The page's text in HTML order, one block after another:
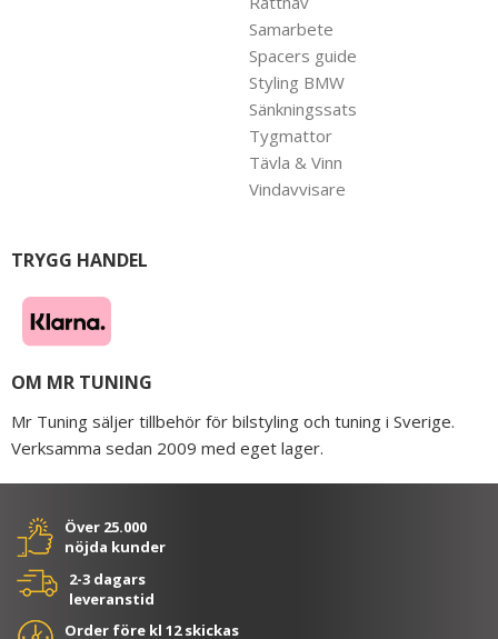
Samarbete
Spacers guide
Styling BMW
Sänkningssats
Tygmattor
Tävla & Vinn
Vindavvisare
TRYGG HANDEL
OM MR TUNING
Mr Tuning säljer tillbehör för bilstyling och tuning i Sverige.
Verksamma sedan 2009 med eget lager.
Över 25.000
nöjda kunder
2-3 dagars
leveranstid
Order före kl 12 skickas